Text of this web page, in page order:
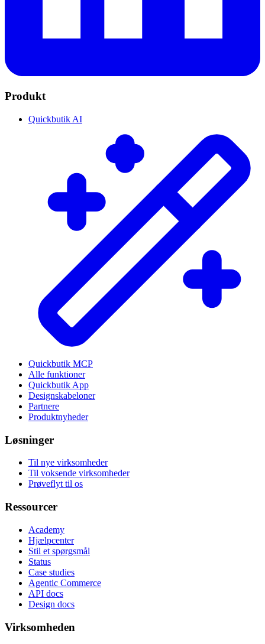
Produkt
Quickbutik AI
Quickbutik MCP
Alle funktioner
Quickbutik App
Designskabeloner
Partnere
Produktnyheder
Løsninger
Til nye virksomheder
Til voksende virksomheder
Prøveflyt til os
Ressourcer
Academy
Hjælpcenter
Stil et spørgsmål
Status
Case studies
Agentic Commerce
API docs
Design docs
Virksomheden